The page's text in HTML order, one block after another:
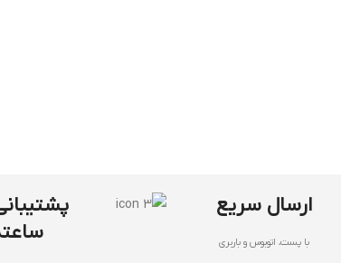
ارسال سریع
با پست، اتوبوس و باربری